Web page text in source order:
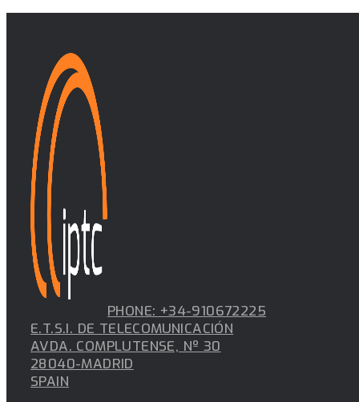
PHONE: +34-910672225
E.T.S.I. DE TELECOMUNICACIÓN
AVDA. COMPLUTENSE, Nº 30
28040-MADRID
SPAIN